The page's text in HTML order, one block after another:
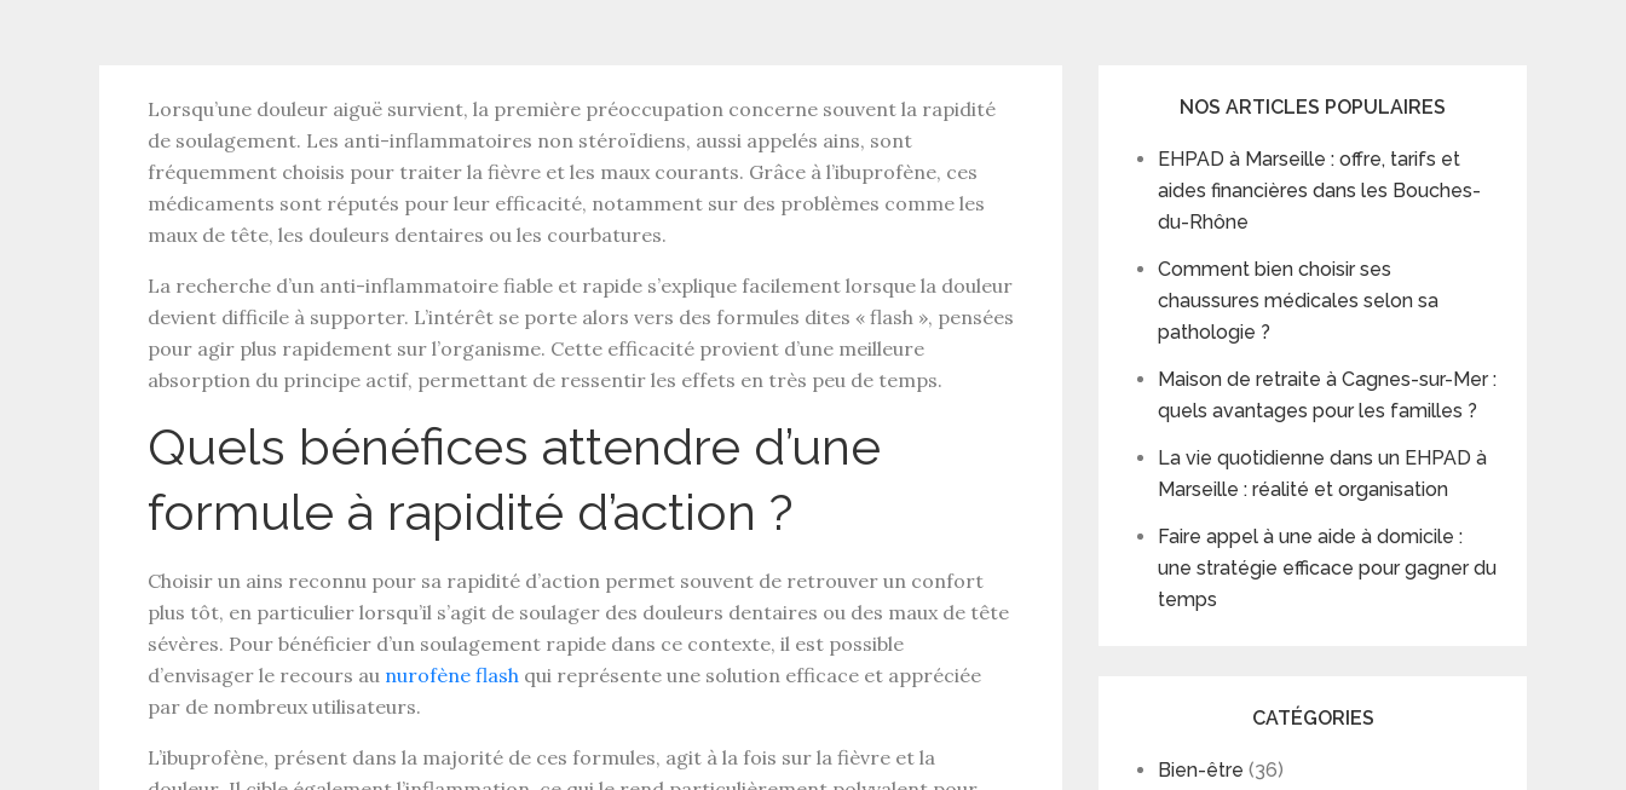
Lorsqu’une douleur aiguë survient, la première préoccupation concerne souvent la rapidité
de soulagement. Les anti-inflammatoires non stéroïdiens, aussi appelés ains, sont
fréquemment choisis pour traiter la fièvre et les maux courants. Grâce à l’ibuprofène, ces
médicaments sont réputés pour leur efficacité, notamment sur des problèmes comme les
maux de tête, les douleurs dentaires ou les courbatures.
La recherche d’un anti-inflammatoire fiable et rapide s’explique facilement lorsque la douleur
devient difficile à supporter. L’intérêt se porte alors vers des formules dites « flash », pensées
pour agir plus rapidement sur l’organisme. Cette efficacité provient d’une meilleure
absorption du principe actif, permettant de ressentir les effets en très peu de temps.
Quels bénéfices attendre d’une
formule à rapidité d’action ?
Choisir un ains reconnu pour sa rapidité d’action permet souvent de retrouver un confort
plus tôt, en particulier lorsqu’il s’agit de soulager des douleurs dentaires ou des maux de tête
sévères. Pour bénéficier d’un soulagement rapide dans ce contexte, il est possible
d’envisager le recours au nurofène flash qui représente une solution efficace et appréciée
par de nombreux utilisateurs.
L’ibuprofène, présent dans la majorité de ces formules, agit à la fois sur la fièvre et la
NOS ARTICLES POPULAIRES
EHPAD à Marseille : offre, tarifs et
aides financières dans les Bouches-
du-Rhône
Comment bien choisir ses
chaussures médicales selon sa
pathologie ?
Maison de retraite à Cagnes-sur-Mer :
quels avantages pour les familles ?
La vie quotidienne dans un EHPAD à
Marseille : réalité et organisation
Faire appel à une aide à domicile :
une stratégie efficace pour gagner du
temps
CATÉGORIES
Bien-être (36)